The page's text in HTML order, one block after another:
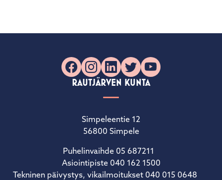
Facebook
Instagram
LinkedIn
X YouTube
RAUTJÄRVEN KUNTA
Simpeleentie 12
56800 Simpele
Puhelinvaihde 05 687211
Asiointipiste 040 162 1500
Tekninen päivystys, vikailmoitukset 040 015 0648